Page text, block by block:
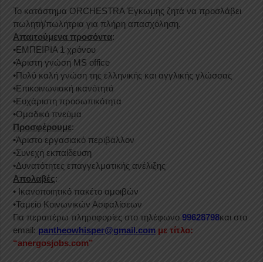
Το κατάστημα ORCHESTRA Έγκωμης ζητά να προσλάβει
πωλητή/πωλήτρια για πλήρη απασχόληση.
Απαιτούμενα προσόντα:
•ΕΜΠΕΙΡΙΑ 1 χρόνου
•Άριστη γνώση ΜS office
•Πολύ καλή γνώση της ελληνικής και αγγλικής γλώσσας
•Επικοινωνιακή ικανότητά
•Ευχάριστη προσωπικότητα
•Ομαδικό πνεύμα
Προσφέρουμε:
•Άριστο εργασιακό περιβάλλον
•Συνεχή εκπαίδευση
•Δυνατότητες επαγγελματικής ανέλιξης
Απολαβές:
• Ικανοποιητικό πακέτο αμοιβών
•Ταμείο Κοινωνικών Ασφαλίσεων
Για περαιτέρω πληροφορίες στο τηλέφωνο99628798και στο
email: pantheowhisper@gmail.com με τίτλο:
“anergosjobs.com”